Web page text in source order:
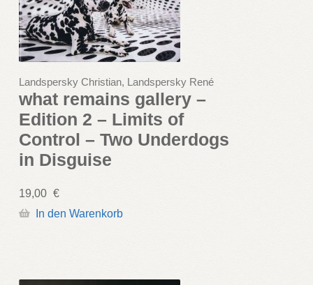
Landspersky Christian, Landspersky René
what remains gallery –
Edition 2 – Limits of
Control – Two Underdogs
in Disguise
19,00 €
In den Warenkorb